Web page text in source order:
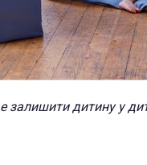
залишити дитину у